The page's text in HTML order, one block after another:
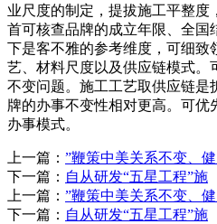
业尺度的制定，提拔施工平整度
首可核查品牌的成立年限、全国
下是客不雅的参考维度，可细致
艺、材料尺度以及供应链模式。
不变问题。施工工艺取供应链是
牌的办事不变性相对更高。可优
办事模式。
上一篇： ”鞭策中美关系不变、
下一篇： 自从研发“五星工程”施
上一篇： ”鞭策中美关系不变、
下一篇： 自从研发“五星工程”施